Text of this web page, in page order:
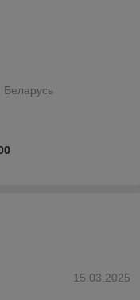
15.03.2025